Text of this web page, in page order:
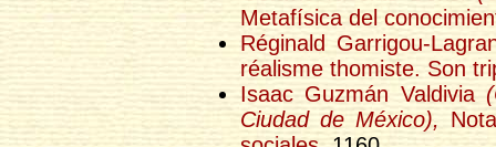
Metafísica del
Réginald Garrigou-
réalisme thomiste. Son
Isaac Guzmán Valdivia
Ciudad de México),